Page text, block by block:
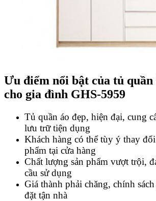
Ưu điểm nổi bật của tủ quần
cho gia đình GHS-5959
Tủ quần áo đẹp, hiện đại, cung
lưu trữ tiện dụng
Khách hàng có thể tùy ý thay
phẩm tại cửa hàng
Chất lượng sản phẩm vượt trội,
cầu sử dụng
Giá thành phải chăng, chính
đặt tận nhà